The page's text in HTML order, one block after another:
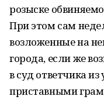
розыске
При этом сам
возложенные на
города, если же
в суд ответчика
приставными